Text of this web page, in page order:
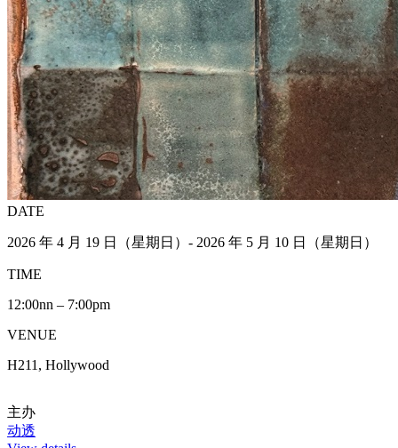
DATE
2026 年 4 月 19 日（星期日）- 2026 年 5 月 10 日（星期日）
TIME
12:00nn – 7:00pm
VENUE
H211, Hollywood
主办
动透